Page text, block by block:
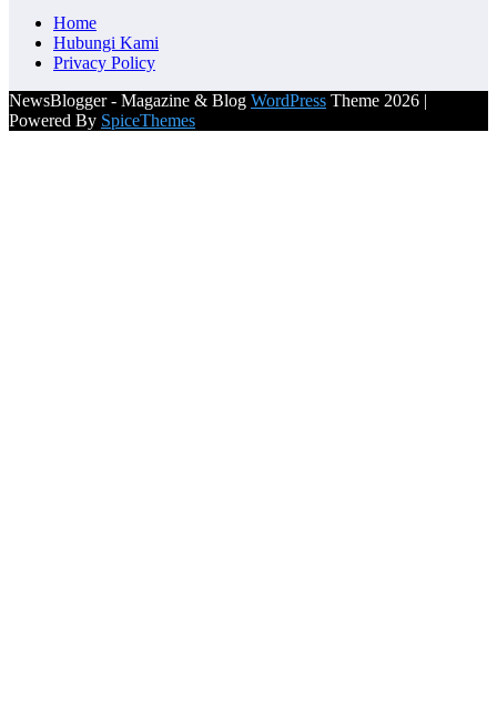
Home
Hubungi Kami
Privacy Policy
NewsBlogger - Magazine & Blog WordPress Theme 2026 |
Powered By SpiceThemes